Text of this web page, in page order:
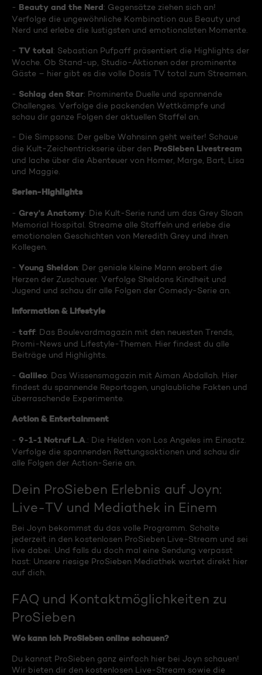
- Beauty and the Nerd: Gegensätze ziehen sich an!
Verfolge die ungewöhnliche Kombination aus Beauty und
Nerd und erlebe die lustigsten und emotionalsten Momente.
- TV total: Sebastian Pufpaff präsentiert die Highlights der
Woche. Ob Stand-up, Studio-Aktionen oder prominente
Gäste – hier gibt es die volle Dosis TV total zum Streamen.
- Schlag den Star: Prominente Duelle und spannende
Challenges. Verfolge die packenden Wettkämpfe und
schau dir ganze Folgen der aktuellen Staffel an.
- Die Simpsons: Der gelbe Wahnsinn geht weiter! Schaue
die Kult-Zeichentrickserie über den ProSieben Livestream
und lache über die Abenteuer von Homer, Marge, Bart, Lisa
und Maggie.
Serien-Highlights
- Grey's Anatomy: Die Kult-Serie rund um das Grey Sloan
Memorial Hospital. Streame alle Staffeln und erlebe die
emotionalen Geschichten von Meredith Grey und ihren
Kollegen.
- Young Sheldon: Der geniale kleine Mann erobert die
Herzen der Zuschauer. Verfolge Sheldons Kindheit und
Jugend und schau dir alle Folgen der Comedy-Serie an.
Information & Lifestyle
- taff: Das Boulevardmagazin mit den neuesten Trends,
Promi-News und Lifestyle-Themen. Hier findest du alle
Beiträge und Highlights.
- Galileo: Das Wissensmagazin mit Aiman Abdallah. Hier
findest du spannende Reportagen, unglaubliche Fakten und
überraschende Experimente.
Action & Entertainment
- 9-1-1 Notruf L.A .: Die Helden von Los Angeles im Einsatz.
Verfolge die spannenden Rettungsaktionen und schau dir
alle Folgen der Action-Serie an.
Dein ProSieben Erlebnis auf Joyn:
Live-TV und Mediathek in Einem
Bei Joyn bekommst du das volle Programm. Schalte
jederzeit in den kostenlosen ProSieben Live-Stream und sei
live dabei. Und falls du doch mal eine Sendung verpasst
hast: Unsere riesige ProSieben Mediathek wartet direkt hier
auf dich.
FAQ und Kontaktmöglichkeiten zu
ProSieben
Wo kann ich ProSieben online schauen?
Du kannst ProSieben ganz einfach hier bei Joyn schauen!
Wir bieten dir den kostenlosen Live-Stream sowie die